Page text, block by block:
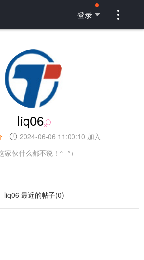
登录 
liq06
2024-06-06 11:00:10 加入
这家伙什么都不说！^_^）
liq06 最近的帖子(0)